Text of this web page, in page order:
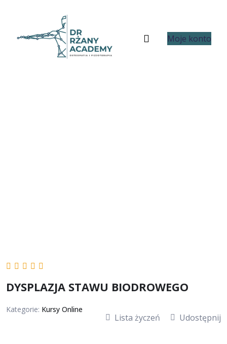
Moje konto
DYSPLAZJA STAWU BIODROWEGO
Kategorie: Kursy Online
Lista życzeń Udostępnij